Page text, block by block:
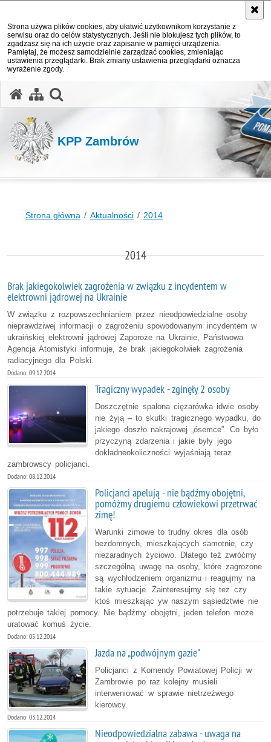
Strona używa plików cookies, aby ułatwić użytkownikom korzystanie z
serwisu oraz do celów statystycznych. Jeśli nie blokujesz tych plików, to
zgadzasz się na ich użycie oraz zapisanie w pamięci urządzenia.
Pamiętaj, że możesz samodzielnie zarządzać cookies, zmieniając
ustawienia przeglądarki. Brak zmiany ustawienia przeglądarki oznacza
wyrażenie zgody.
KPP Zambrów
Strona główna Aktualności 2014
2014
Brak jakiegokolwiek zagrożenia w związku z incydentem w
elektrowni jądrowej na Ukrainie
W związku z rozpowszechnianiem przez nieodpowiedzialne osoby
nieprawdziwej informacji o zagrożeniu spowodowanym incydentem w
ukraińskiej elektrowni jądrowej Zaporoże na Ukrainie, Państwowa
Agencja Atomistyki informuje, że brak jakiegokolwiek zagrożenia
radiacyjnego dla Polski.
Dodano: 09.12.2014
Tragiczny wypadek - zginęły 2 osoby
Doszczętnie spalona ciężarówka idwie osoby
nie żyją – to skutki tragicznego wypadku, do
jakiego doszło nakrajowej „ósemce”. Co było
przyczyną zdarzenia i jakie były jego
dokładneokoliczności wyjaśniają teraz
zambrowscy policjanci.
Dodano: 08.12.2014
Policjanci apelują - nie bądźmy obojętni,
pomóżmy drugiemu człowiekowi przetrwać
zimę!
Warunki zimowe to trudny okres dla osób
bezdomnych, mieszkających samotnie, czy
niezaradnych życiowo. Dlatego też zwróćmy
szczególną uwagę na osoby, które zagrożone
są wychłodzeniem organizmu i reagujmy na
takie sytuacje. Zainteresujmy się też czy
ktoś mieszkając yw naszym sąsiedztwie nie
potrzebuje takiej pomocy. Nie bądźmy obojętni, jeden telefon może
uratować komuś życie.
Dodano: 05.12.2014
Jazda na „podwójnym gazie"
Policjanci z Komendy Powiatowej Policji w
Zambrowie po raz kolejny musieli
interweniować w sprawie nietrzeźwego
kierowcy.
Dodano: 03.12.2014
Nieodpowiedzialna zabawa - uwaga na